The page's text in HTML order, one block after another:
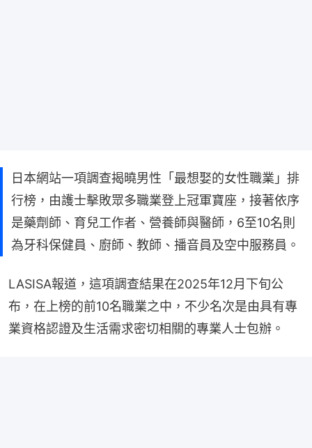
日本網站一項調查揭曉男性「最想娶的女性職業」排
行榜，由護士擊敗眾多職業登上冠軍寶座，接著依序
是藥劑師、育兒工作者、營養師與醫師，6至10名則
為牙科保健員、廚師、教師、播音員及空中服務員。
LASISA報道，這項調查結果在2025年12月下旬公
布，在上榜的前10名職業之中，不少名次是由具有專
業資格認證及生活需求密切相關的專業人士包辦。